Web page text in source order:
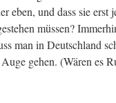
und dass sie erst
müssen?
man in Deutschland
gehen. (Wären es